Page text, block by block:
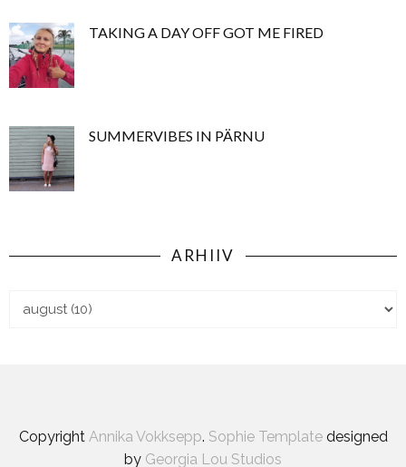
TAKING A DAY OFF GOT ME FIRED
SUMMERVIBES IN PÄRNU
ARHIIV
Copyright Annika Vokksepp. Sophie Templatedesigned
by Georgia Lou Studios